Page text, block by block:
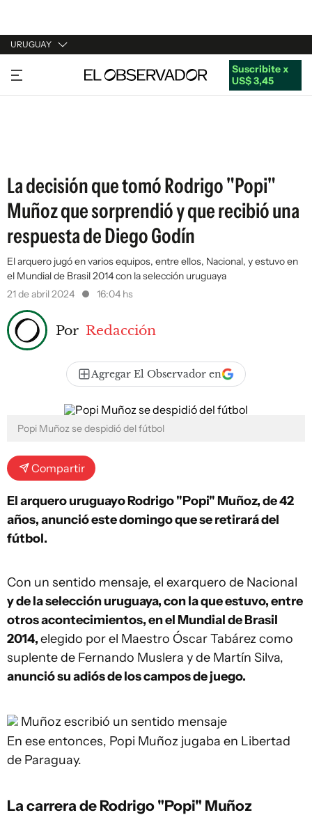
URUGUAY
URUGUAY
ARGENTINA
Suscribite x
US$ 3,45
La decisión que tomó Rodrigo "Popi"
Muñoz que sorprendió y que recibió una
respuesta de Diego Godín
El arquero jugó en varios equipos, entre ellos, Nacional, y estuvo en
el Mundial de Brasil 2014 con la selección uruguaya
21 de abril 2024
16:04 hs
Por Redacción
Agregar El Observador en
Popi Muñoz se despidió del fútbol
Compartir
El arquero uruguayo Rodrigo "Popi" Muñoz, de 42
años, anunció este domingo que se retirará del
fútbol.
Con un sentido mensaje, el exarquero de Nacional
y de la selección uruguaya, con la que estuvo, entre
otros acontecimientos, en el Mundial de Brasil
2014,elegido por el Maestro Óscar Tabárez como
suplente de Fernando Muslera y de Martín Silva,
anunció su adiós de los campos de juego.
Muñoz escribió un sentido mensaje
En ese entonces, Popi Muñoz jugaba en Libertad
de Paraguay.
La carrera de Rodrigo "Popi" Muñoz